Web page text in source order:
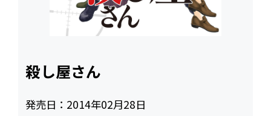
殺し屋さん
発売日： 2014年02月28日